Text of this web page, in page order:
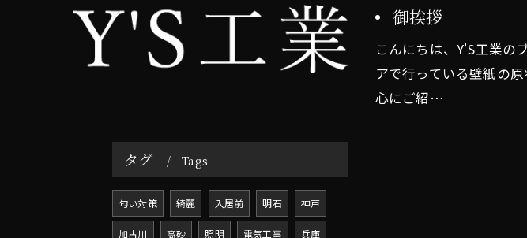
御挨拶
こんにちは、Y'S工業の
アで行っている壁紙の
心にご紹…
タグ Tags
匂い対策 綺麗 入居前 明石 神戸
加古川 高砂 照明 電気工事 兵庫